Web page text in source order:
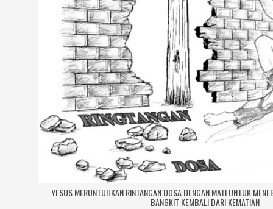
YESUS MERUNTUHKAN RINTANGAN DOSA DENGAN MATI UNTUK
BANGKIT KEMBALI DARI KEMATIAN